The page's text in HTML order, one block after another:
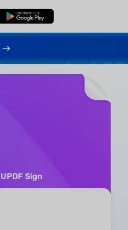
TÉLÉCHARGER
UPDF Sign